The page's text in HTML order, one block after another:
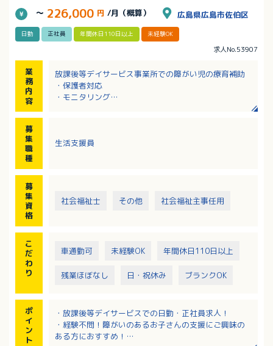
～ 226,000 円 /月（概算） 広島県広島市佐伯区
日勤 正社員 年間休日110日以上 未経験OK
求人No.53907
業
務
内
容
放課後等デイサービス事業所での障がい児の療育補助
・保護者対応
・モニタリング
生の利用者が多い事業所です。
募
集
職
種
生活支援員
募
集
資
格
社会福祉士 その他 社会福祉主事任用
こ
だ
わ
り
車通勤可 未経験OK 年間休日110日以上
残業ほぼなし 日・祝休み ブランクOK
ポ
イ
ン
ト
・放課後等デイサービスでの日勤・正社員求人！
・経験不問！障がいのあるお子さんの支援にご興味の
ある方におすすめ！